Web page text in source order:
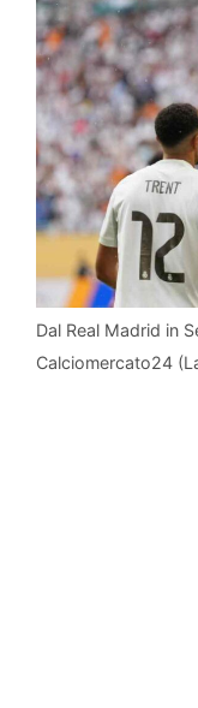
Dal Real Madrid in
Calciomercato24